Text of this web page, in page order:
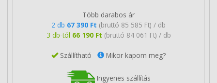
Több darabos ár
2 db 67 390 Ft (bruttó 85 585 Ft) / db
3 db-tól 66 190 Ft (bruttó 84 061 Ft) / db
Szállítható Mikor kapom meg?
Ingyenes szállítás